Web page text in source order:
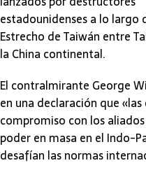
estadounidenses a lo largo
Estrecho de Taiwán entre
la China continental.
El contralmirante George
en una declaración que
compromiso con los
poder en masa en el Indo-
desafían las normas